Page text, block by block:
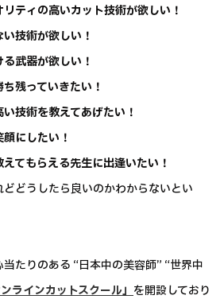
ティの高いカット技術が欲しい！
技術が欲しい！
武器が欲しい！
残っていきたい！
技術を教えてあげたい！
にしたい！
てもらえる先生に出逢いたい！
どうしたら良いのかわからないとい
たりのある “日本中の美容師” “世界中
ンラインカットスクール」 を開設しており